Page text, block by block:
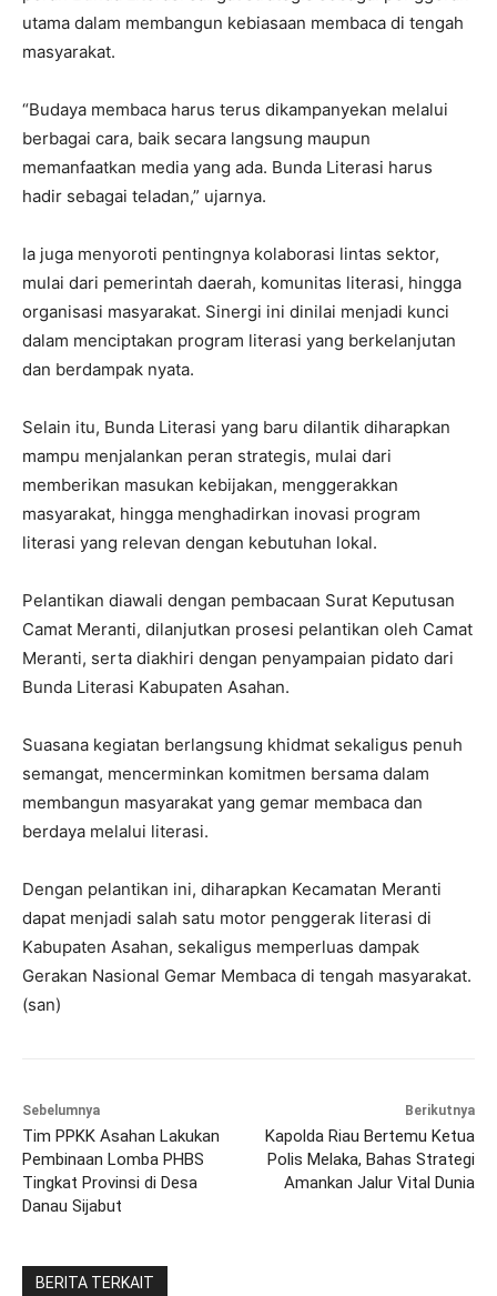
utama dalam membangun kebiasaan membaca di tengah
masyarakat.
“Budaya membaca harus terus dikampanyekan melalui
berbagai cara, baik secara langsung maupun
memanfaatkan media yang ada. Bunda Literasi harus
hadir sebagai teladan,” ujarnya.
Ia juga menyoroti pentingnya kolaborasi lintas sektor,
mulai dari pemerintah daerah, komunitas literasi, hingga
organisasi masyarakat. Sinergi ini dinilai menjadi kunci
dalam menciptakan program literasi yang berkelanjutan
dan berdampak nyata.
Selain itu, Bunda Literasi yang baru dilantik diharapkan
mampu menjalankan peran strategis, mulai dari
memberikan masukan kebijakan, menggerakkan
masyarakat, hingga menghadirkan inovasi program
literasi yang relevan dengan kebutuhan lokal.
Pelantikan diawali dengan pembacaan Surat Keputusan
Camat Meranti, dilanjutkan prosesi pelantikan oleh Camat
Meranti, serta diakhiri dengan penyampaian pidato dari
Bunda Literasi Kabupaten Asahan.
Suasana kegiatan berlangsung khidmat sekaligus penuh
semangat, mencerminkan komitmen bersama dalam
membangun masyarakat yang gemar membaca dan
berdaya melalui literasi.
Dengan pelantikan ini, diharapkan Kecamatan Meranti
dapat menjadi salah satu motor penggerak literasi di
Kabupaten Asahan, sekaligus memperluas dampak
Gerakan Nasional Gemar Membaca di tengah masyarakat.
(san)
Sebelumnya
Tim PPKK Asahan Lakukan
Pembinaan Lomba PHBS
Tingkat Provinsi di Desa
Danau Sijabut
Berikutnya
Kapolda Riau Bertemu Ketua
Polis Melaka, Bahas Strategi
Amankan Jalur Vital Dunia
BERITA TERKAIT